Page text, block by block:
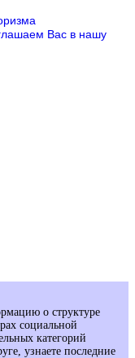
Вас в нашу
о структуре
социальной
категорий
узнаете последние